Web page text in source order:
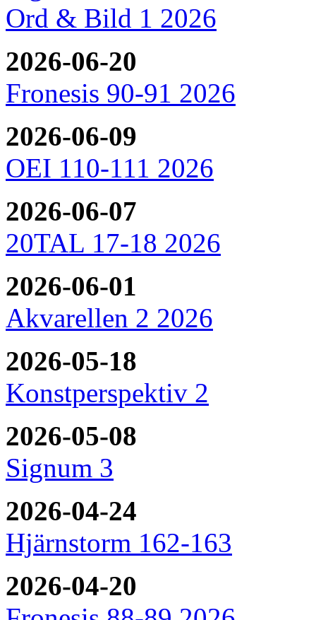
Ord & Bild 1 2026
2026-06-20
Fronesis 90-91 2026
2026-06-09
OEI 110-111 2026
2026-06-07
20TAL 17-18 2026
2026-06-01
Akvarellen 2 2026
2026-05-18
Konstperspektiv 2
2026-05-08
Signum 3
2026-04-24
Hjärnstorm 162-163
2026-04-20